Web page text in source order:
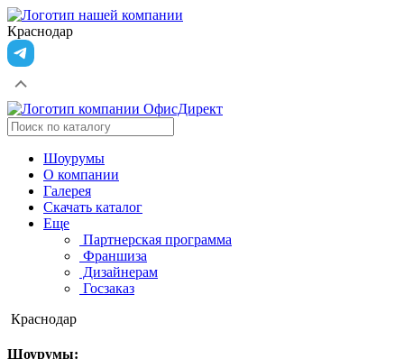
Краснодар
Шоурумы
О компании
Галерея
Скачать каталог
Еще
Партнерская программа
Франшиза
Дизайнерам
Госзаказ
Краснодар
Шоурумы: